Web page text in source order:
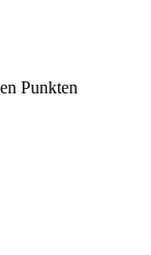
Punkten